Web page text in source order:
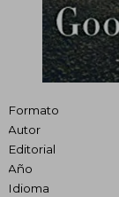
Formato
Autor
Editorial
Año
Idioma